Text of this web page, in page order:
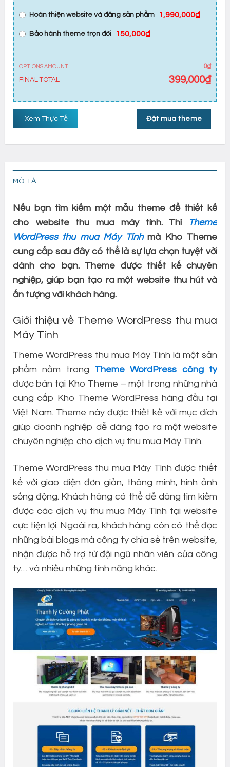
Hoàn thiện website và đăng sản phẩm 1,990,000₫
Bảo hành theme trọn đời 150,000₫
OPTIONS AMOUNT
0₫
FINAL TOTAL
399,000₫
Đặt mua theme
Xem Thực Tế
MÔ TẢ
Nếu bạn tìm kiếm một mẫu theme để thiết kế
cho website thu mua máy tính. Thì
Theme
WordPress thu mua Máy Tínhmà Kho Theme
cung cấp sau đây có thể là sự lựa chọn tuyệt vời
dành cho bạn. Theme được thiết kế chuyên
nghiệp, giúp bạn tạo ra một website thu hút và
ấn tượng với khách hàng.
Giới thiệu về Theme WordPress thu mua
Máy Tính
Theme WordPress thu mua Máy Tính là một sản
phẩm nằm trong Theme WordPress công ty
được bán tại Kho Theme – một trong những nhà
cung cấp Kho Theme WordPress hàng đầu tại
Việt Nam. Theme này được thiết kế với mục đích
giúp doanh nghiệp dễ dàng tạo ra một website
chuyên nghiệp cho dịch vụ thu mua Máy Tính.
Theme WordPress thu mua Máy Tính được thiết
kế với giao diện đơn giản, thông minh, hình ảnh
sống động. Khách hàng có thể dễ dàng tìm kiếm
được các dịch vụ thu mua Máy Tính tại website
cực tiện lợi. Ngoài ra, khách hàng còn có thể đọc
những bài blogs mà công ty chia sẻ trên website,
nhận được hỗ trợ từ đội ngũ nhân viên của công
ty… và nhiều những tính năng khác.